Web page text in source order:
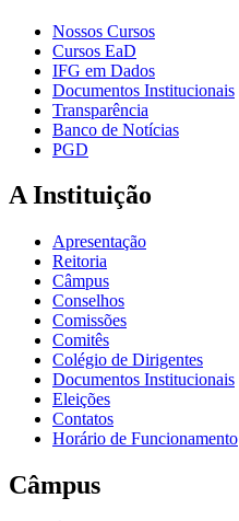
Nossos Cursos
Cursos EaD
IFG em Dados
Documentos Institucionais
Transparência
Banco de Notícias
PGD
A Instituição
Apresentação
Reitoria
Câmpus
Conselhos
Comissões
Comitês
Colégio de Dirigentes
Documentos Institucionais
Eleições
Contatos
Horário de Funcionamento
Câmpus